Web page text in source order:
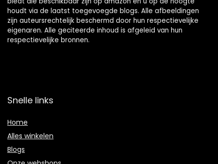
houdt via de laatst toegevoegde blogs. Alle afbeeldingen
zijn auteursrechtelijk beschermd door hun respectievelijke
eigenaren. Alle geciteerde inhoud is afgeleid van hun
respectievelijke bronnen.
Snelle links
Home
Alles winkelen
Blogs